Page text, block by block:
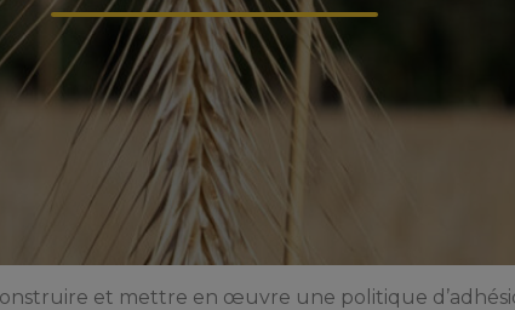
et mettre en œuvre une politique